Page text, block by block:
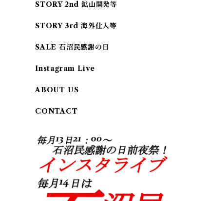
STORY 2nd 鉱山開発等
STORY 3rd 海外仕入等
SALE 石沼民感謝の日
Instagram Live
ABOUT US
CONTACT